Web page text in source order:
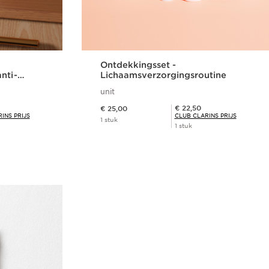
PRIJS
Ontdekkingsset -
Lichaamsverzorgingsroutine
unit
€ 25,00
1 stuk
Club Clarins Prijs € 22,50
€ 22,50
CLUB CLARINS PRIJS
1 stuk